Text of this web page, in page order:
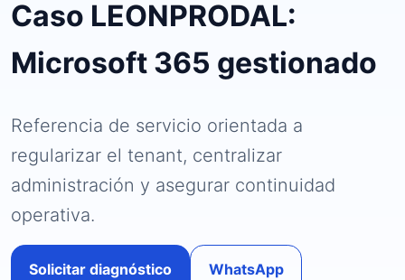
Caso LEONPRODAL:
Microsoft 365 gestionado
Referencia de servicio orientada a
regularizar el tenant, centralizar
administración y asegurar continuidad
operativa.
Solicitar diagnóstico WhatsApp